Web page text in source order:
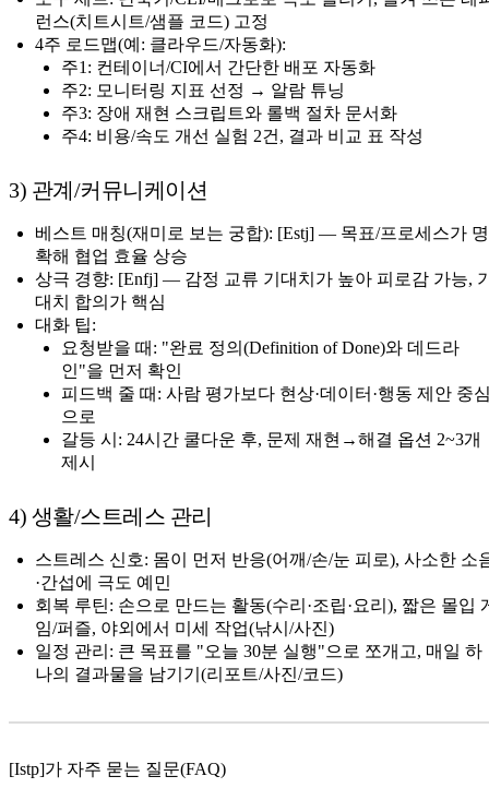
런스(치트시트/샘플 코드) 고정
4주 로드맵(예: 클라우드/자동화):
주1: 컨테이너/CI에서 간단한 배포 자동화
주2: 모니터링 지표 선정 → 알람 튜닝
주3: 장애 재현 스크립트와 롤백 절차 문서화
주4: 비용/속도 개선 실험 2건, 결과 비교 표 작성
3) 관계/커뮤니케이션
베스트 매칭(재미로 보는 궁합): [Estj] — 목표/프로세스가 명
확해 협업 효율 상승
상극 경향: [Enfj] — 감정 교류 기대치가 높아 피로감 가능,
대치 합의가 핵심
대화 팁:
요청받을 때: "완료 정의(Definition of Done)와 데드라
인"을 먼저 확인
피드백 줄 때: 사람 평가보다 현상·데이터·행동 제안 중
으로
갈등 시: 24시간 쿨다운 후, 문제 재현→해결 옵션 2~3개
제시
4) 생활/스트레스 관리
스트레스 신호: 몸이 먼저 반응(어깨/손/눈 피로), 사소한 소
·간섭에 극도 예민
회복 루틴: 손으로 만드는 활동(수리·조립·요리), 짧은 몰입
임/퍼즐, 야외에서 미세 작업(낚시/사진)
일정 관리: 큰 목표를 "오늘 30분 실행"으로 쪼개고, 매일 하
나의 결과물을 남기기(리포트/사진/코드)
[Istp]가 자주 묻는 질문(FAQ)